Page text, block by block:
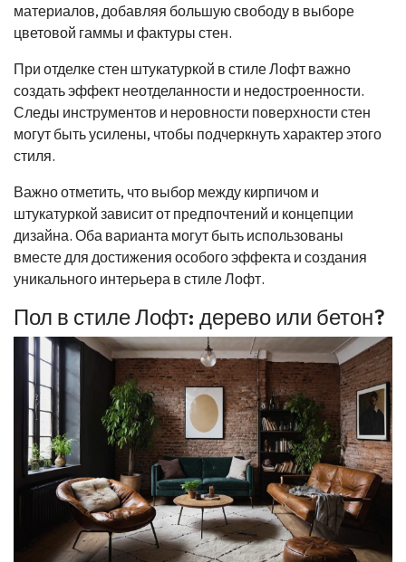
материалов, добавляя большую свободу в выборе
цветовой гаммы и фактуры стен.
При отделке стен штукатуркой в стиле Лофт важно
создать эффект неотделанности и недостроенности.
Следы инструментов и неровности поверхности стен
могут быть усилены, чтобы подчеркнуть характер этого
стиля.
Важно отметить, что выбор между кирпичом и
штукатуркой зависит от предпочтений и концепции
дизайна. Оба варианта могут быть использованы
вместе для достижения особого эффекта и создания
уникального интерьера в стиле Лофт.
Пол в стиле Лофт: дерево или бетон?